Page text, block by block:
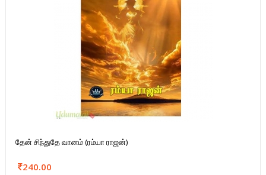
தேன் சிந்துதே வானம் (ரம்யா ராஜன்)
240.00